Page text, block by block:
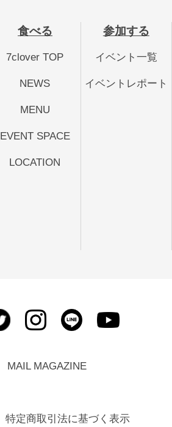
食べる
7clover TOP
NEWS
MENU
EVENT SPACE
LOCATION
参加する
イベント一覧
イベントレポート
MAIL MAGAZINE
特定商取引法に基づく表示